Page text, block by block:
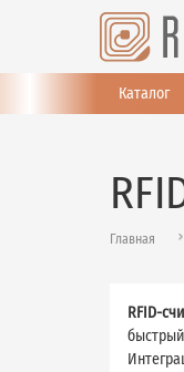
Каталог
Главная
RFID-